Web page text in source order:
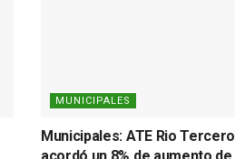
MUNICIPALES
Municipales: ATE Rio Tercero